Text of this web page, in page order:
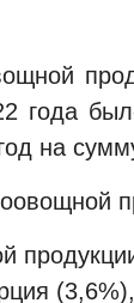
года
на